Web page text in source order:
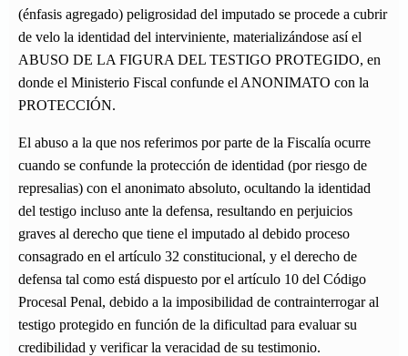
(énfasis agregado) peligrosidad del imputado se procede a cubrir
de velo la identidad del interviniente, materializándose así el
ABUSO DE LA FIGURA DEL TESTIGO PROTEGIDO, en
donde el Ministerio Fiscal confunde el ANONIMATO con la
PROTECCIÓN.
El abuso a la que nos referimos por parte de la Fiscalía ocurre
cuando se confunde la protección de identidad (por riesgo de
represalias) con el anonimato absoluto, ocultando la identidad
del testigo incluso ante la defensa, resultando en perjuicios
graves al derecho que tiene el imputado al debido proceso
consagrado en el artículo 32 constitucional, y el derecho de
defensa tal como está dispuesto por el artículo 10 del Código
Procesal Penal, debido a la imposibilidad de contrainterrogar al
testigo protegido en función de la dificultad para evaluar su
credibilidad y verificar la veracidad de su testimonio.